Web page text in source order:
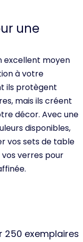
une
excellent moyen
à votre
ils protègent
mais ils créent
décor. Avec une
disponibles,
vos sets de table
verres pour
250 exemplaires